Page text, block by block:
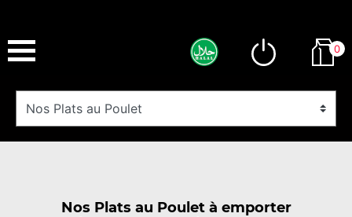
0
Nos Plats au Poulet à emporter